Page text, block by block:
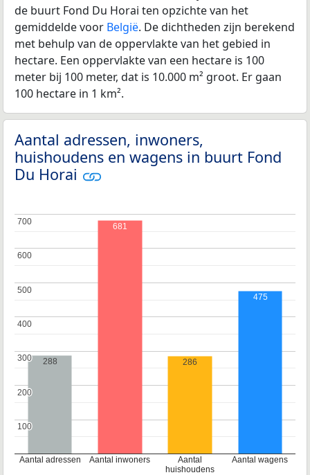
de buurt Fond Du Horai ten opzichte van het
gemiddelde voor België. De dichtheden zijn berekend
met behulp van de oppervlakte van het gebied in
hectare. Een oppervlakte van een hectare is 100
meter bij 100 meter, dat is 10.000 m² groot. Er gaan
100 hectare in 1 km².
Aantal adressen, inwoners,
huishoudens en wagens in buurt Fond
Du Horai
Aantal adressen Aantal inwoners
Aantal
huishoudens
Aantal wagens
100
100
200
200
300
300
400
400
500
500
600
600
700
700
288
681
286
475